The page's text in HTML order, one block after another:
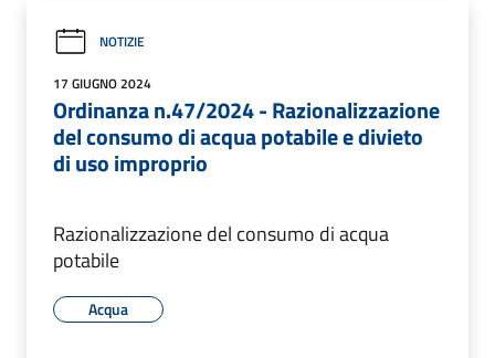
NOTIZIE
17 GIUGNO 2024
Ordinanza n.47/2024 - Razionalizzazione
del consumo di acqua potabile e divieto
di uso improprio
Razionalizzazione del consumo di acqua
potabile
Acqua